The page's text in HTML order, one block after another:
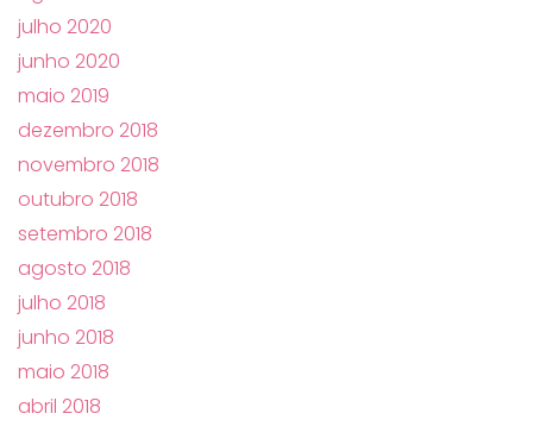
julho 2020
junho 2020
maio 2019
dezembro 2018
novembro 2018
outubro 2018
setembro 2018
agosto 2018
julho 2018
junho 2018
maio 2018
abril 2018